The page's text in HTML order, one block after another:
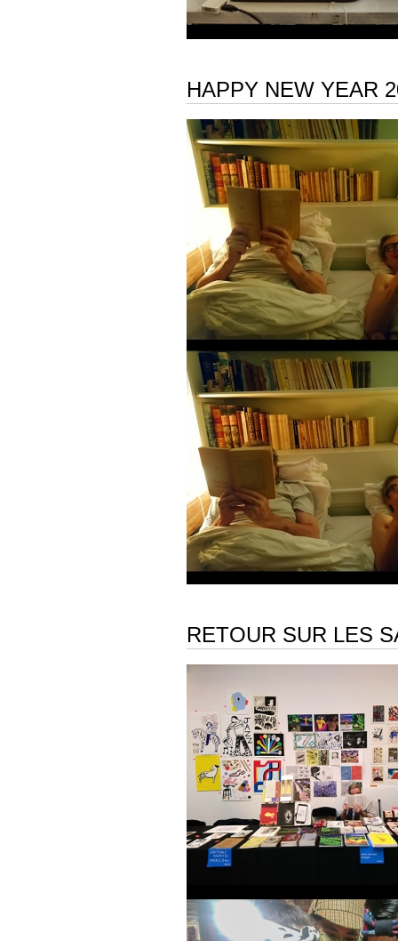
HAPPY NEW YEAR
RETOUR SUR LES